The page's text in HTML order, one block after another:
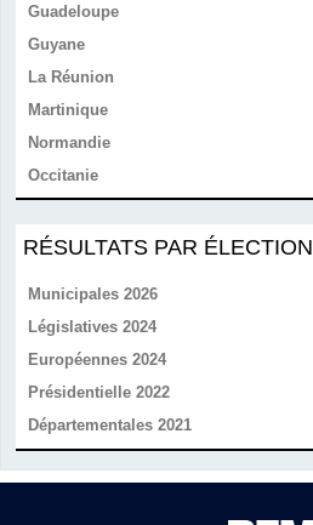
Guadeloupe
Guyane
La Réunion
Martinique
Normandie
Occitanie
RÉSULTATS PAR ÉLECTION
Municipales 2026
Législatives 2024
Européennes 2024
Présidentielle 2022
Départementales 2021